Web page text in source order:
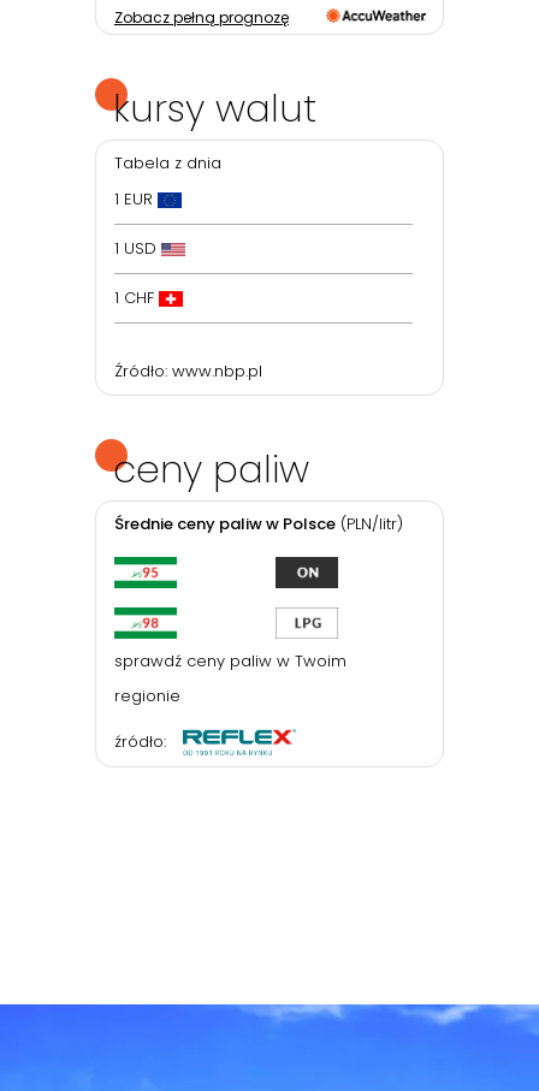
Zobacz pełną prognozę
ceny paliw
Średnie ceny paliw w Polsce (PLN/litr)
sprawdź ceny paliw w Twoim
regionie
źródło:
kursy walut
Tabela z dnia
1 EUR
1 USD
1 CHF
Źródło: www.nbp.pl